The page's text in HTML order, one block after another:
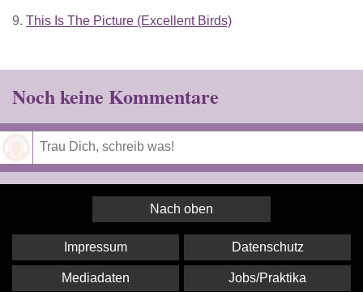
9. This Is The Picture (Excellent Birds)
Noch keine Kommentare
Nach oben
Impressum Datenschutz
Mediadaten Jobs/Praktika